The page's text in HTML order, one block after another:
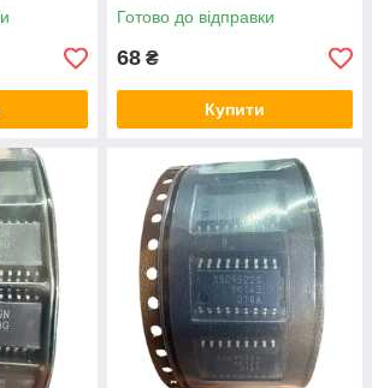
Готово до відправки
68 ₴
Купити